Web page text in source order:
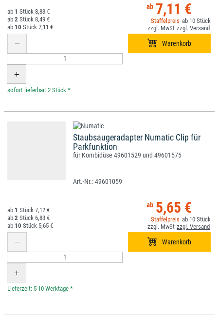
7,11 €
10
1
8,83 €
2
8,49 €
10
7,11 €
*
Staubsaugeradapter Numatic Clip für
Parkfunktion
für Kombidüse 49601529 und 49601575
49601059
5,65 €
10
1
7,12 €
2
6,83 €
10
5,65 €
*